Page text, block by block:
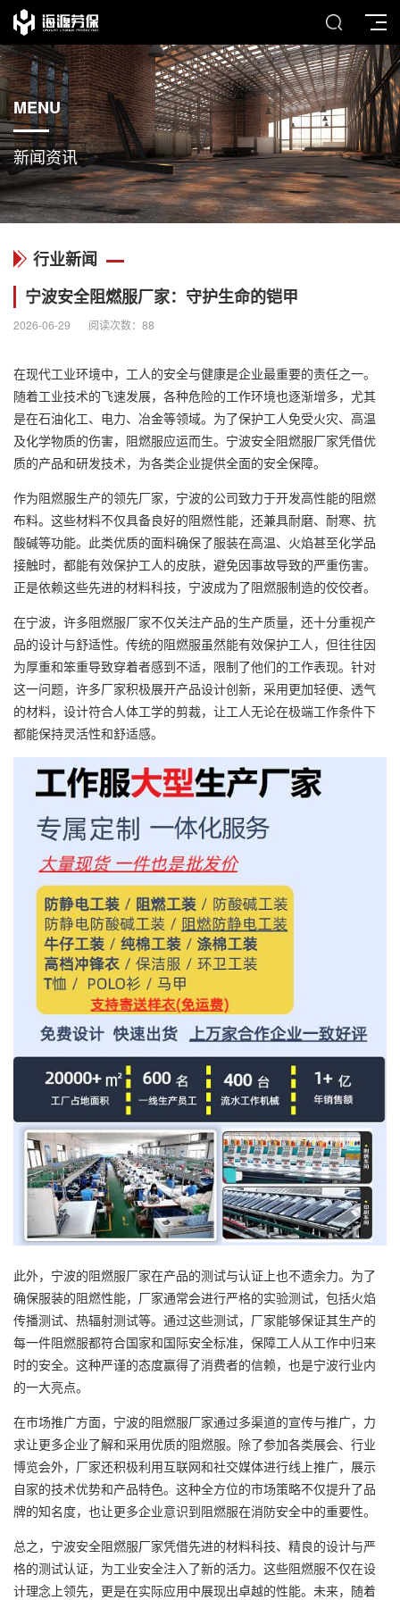
MENU
新闻资讯
行业新闻
宁波安全阻燃服厂家：守护生命的铠甲
2026-06-29 阅读次数： 88
在现代工业环境中，工人的安全与健康是企业最重要的责任之一。
随着工业技术的飞速发展，各种危险的工作环境也逐渐增多，尤其
是在石油化工、电力、冶金等领域。为了保护工人免受火灾、高温
及化学物质的伤害， 阻燃服应运而生。宁波安全阻燃服厂家凭借优
质的产品和研发技术，为各类企业提供全面的安全保障。
作为阻燃服生产的领先厂家，宁波的公司致力于开发高性能的阻燃
布料。这些材料不仅具备良好的阻燃性能，还兼具耐磨、耐寒、抗
酸碱等功能。此类优质的面料确保了服装在高温、火焰甚至化学品
接触时，都能有效保护工人的皮肤，避免因事故导致的严重伤害。
正是依赖这些先进的材料科技，宁波成为了阻燃服制造的佼佼者。
在宁波，许多阻燃服厂家不仅关注产品的生产质量，还十分重视产
品的设计与舒适性。传统的阻燃服虽然能有效保护工人，但往往因
为厚重和笨重导致穿着者感到不适，限制了他们的工作表现。针对
这一问题，许多厂家积极展开产品设计创新，采用更加轻便、透气
的材料，设计符合人体工学的剪裁，让工人无论在极端工作条件下
都能保持灵活性和舒适感。
此外，宁波的阻燃服厂家在产品的测试与认证上也不遗余力。为了
确保服装的阻燃性能，厂家通常会进行严格的实验测试，包括火焰
传播测试、热辐射测试等。通过这些测试，厂家能够保证其生产的
每一件阻燃服都符合国家和国际安全标准，保障工人从工作中归来
时的安全。这种严谨的态度赢得了消费者的信赖，也是宁波行业内
的一大亮点。
在市场推广方面，宁波的阻燃服厂家通过多渠道的宣传与推广，力
求让更多企业了解和采用优质的阻燃服。除了参加各类展会、行业
博览会外，厂家还积极利用互联网和社交媒体进行线上推广，展示
自家的技术优势和产品特色。这种全方位的市场策略不仅提升了品
牌的知名度，也让更多企业意识到阻燃服在消防安全中的重要性。
总之，宁波安全阻燃服厂家凭借先进的材料科技、精良的设计与严
格的测试认证，为工业安全注入了新的活力。这些阻燃服不仅在设
计理念上领先，更是在实际应用中展现出卓越的性能。未来，随着